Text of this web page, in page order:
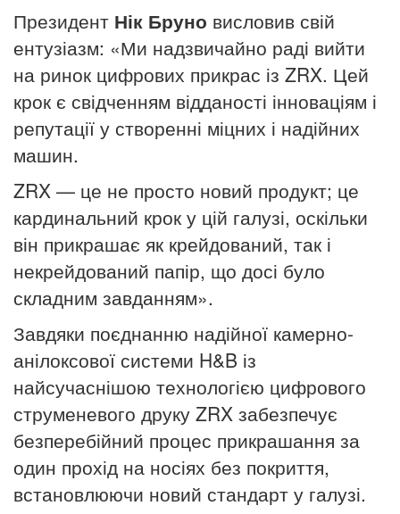
Президент Нік Бруно висловив свій
ентузіазм: «Ми надзвичайно раді вийти
на ринок цифрових прикрас із ZRX. Цей
крок є свідченням відданості інноваціям і
репутації у створенні міцних і надійних
машин.
ZRX — це не просто новий продукт; це
кардинальний крок у цій галузі, оскільки
він прикрашає як крейдований, так і
некрейдований папір, що досі було
складним завданням».
Завдяки поєднанню надійної камерно-
анілоксової системи H&B із
найсучаснішою технологією цифрового
струменевого друку ZRX забезпечує
безперебійний процес прикрашання за
один прохід на носіях без покриття,
встановлюючи новий стандарт у галузі.